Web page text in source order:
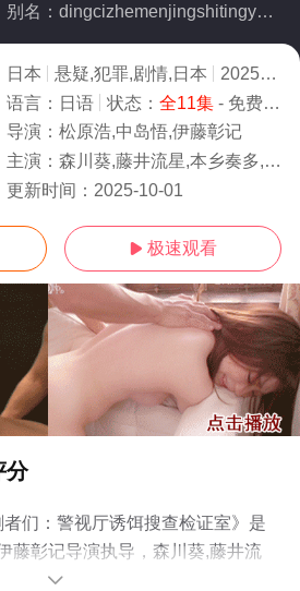
别名：dingcizhemenjingshitingyouersouchajianzhengshi
日本 悬疑,犯罪,剧情,日本 2025
2.0
语言： 日语 状态： 全11集- 免费在线观看
导演： 松原浩,中岛悟,伊藤彰记
主演： 森川葵,藤井流星,本乡奏多,玉山铁二,志田彩良,,井内悠阳,杉本哲太
更新时间： 2025-10-01
 极速观看
分
们：警视厅诱饵搜查检证室》是
藤彰记导演执导，森川葵,藤井流
田彩良,,井内悠阳,杉本哲太等演员
